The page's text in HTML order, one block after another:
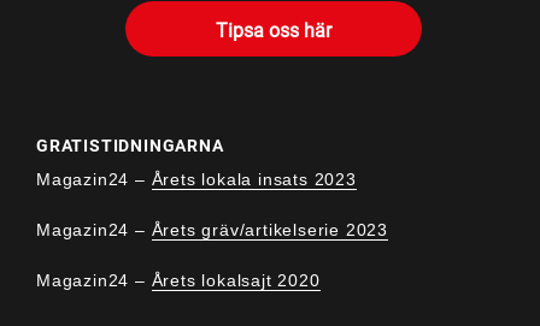
Tipsa oss här
GRATISTIDNINGARNA
Magazin24 – Årets lokala insats 2023
Magazin24 – Årets gräv/artikelserie 2023
Magazin24 – Årets lokalsajt 2020